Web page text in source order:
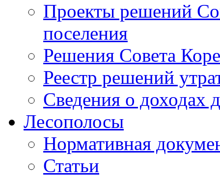
Проекты решений
поселения
Решения Совета
Реестр решений
Сведения о доходах
Лесополосы
Нормативная
Статьи